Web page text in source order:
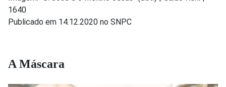
1640
Publicado em 14.12.2020 no SNPC
A Máscara